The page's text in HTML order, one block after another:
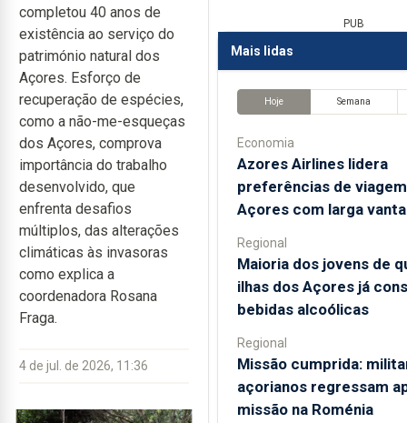
completou 40 anos de
existência ao serviço do
património natural dos
Açores. Esforço de
recuperação de espécies,
como a não-me-esqueças
dos Açores, comprova
importância do trabalho
desenvolvido, que
enfrenta desafios
múltiplos, das alterações
climáticas às invasoras
como explica a
coordenadora Rosana
Fraga.
4 de jul. de 2026, 11:36
PUB
Mais lidas
Hoje Semana
Economia
Azores Airlines lidera
preferências de
Açores com larga
Regional
Maioria dos jovens de
ilhas dos Açores já
bebidas alcoólicas
Regional
Missão cumprida:
açorianos regressam
missão na Roménia